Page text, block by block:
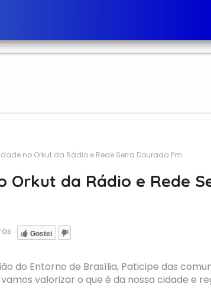
no Orkut da Rádio e Rede Serra Dourada Fm
Orkut da Rádio e Rede
Gostei
do Entorno de Brasília, Paticipe das
valorizar o que é da nossa cidade e